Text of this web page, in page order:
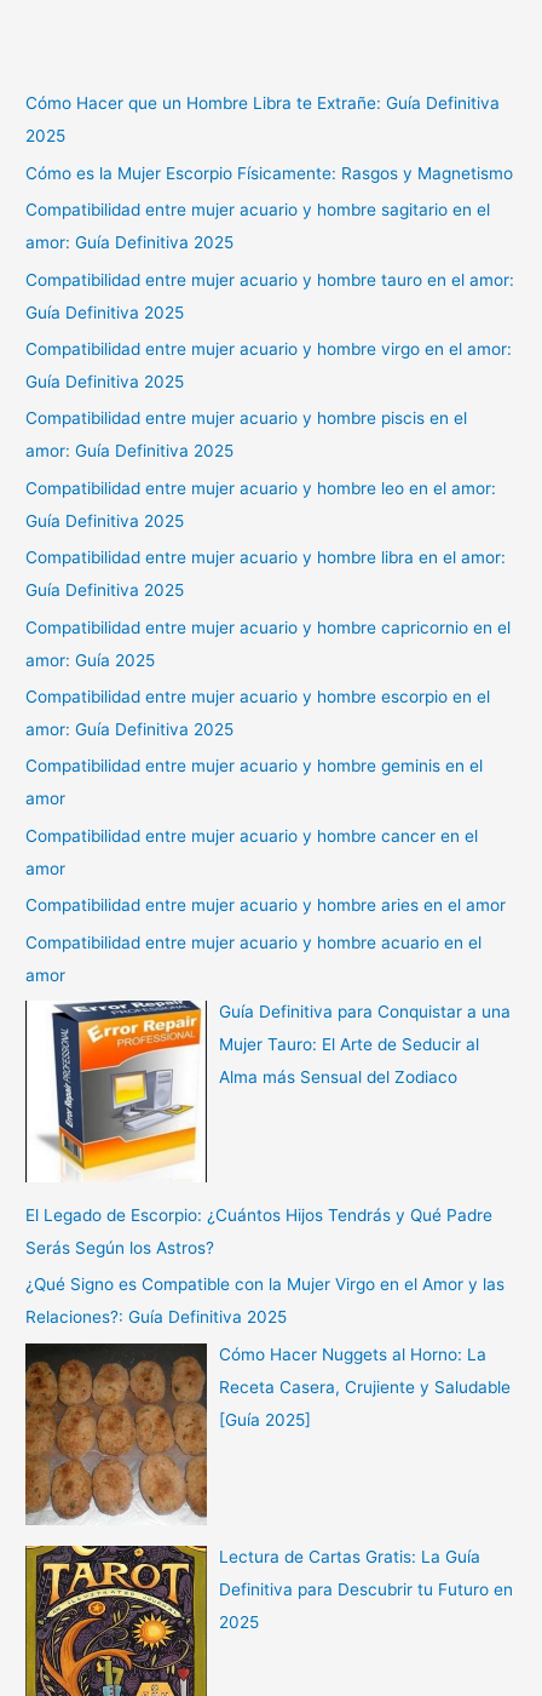
Cómo Hacer que un Hombre Libra te Extrañe: Guía Definitiva
2025
Cómo es la Mujer Escorpio Físicamente: Rasgos y Magnetismo
Compatibilidad entre mujer acuario y hombre sagitario en el
amor: Guía Definitiva 2025
Compatibilidad entre mujer acuario y hombre tauro en el amor:
Guía Definitiva 2025
Compatibilidad entre mujer acuario y hombre virgo en el amor:
Guía Definitiva 2025
Compatibilidad entre mujer acuario y hombre piscis en el
amor: Guía Definitiva 2025
Compatibilidad entre mujer acuario y hombre leo en el amor:
Guía Definitiva 2025
Compatibilidad entre mujer acuario y hombre libra en el amor:
Guía Definitiva 2025
Compatibilidad entre mujer acuario y hombre capricornio en el
amor: Guía 2025
Compatibilidad entre mujer acuario y hombre escorpio en el
amor: Guía Definitiva 2025
Compatibilidad entre mujer acuario y hombre geminis en el
amor
Compatibilidad entre mujer acuario y hombre cancer en el
amor
Compatibilidad entre mujer acuario y hombre aries en el amor
Compatibilidad entre mujer acuario y hombre acuario en el
amor
Guía Definitiva para Conquistar a una
Mujer Tauro: El Arte de Seducir al
Alma más Sensual del Zodiaco
El Legado de Escorpio: ¿Cuántos Hijos Tendrás y Qué Padre
Serás Según los Astros?
¿Qué Signo es Compatible con la Mujer Virgo en el Amor y las
Relaciones?: Guía Definitiva 2025
Cómo Hacer Nuggets al Horno: La
Receta Casera, Crujiente y Saludable
[Guía 2025]
Lectura de Cartas Gratis: La Guía
Definitiva para Descubrir tu Futuro en
2025